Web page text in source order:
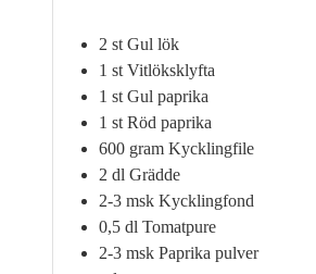
2 st Gul lök
1 st Vitlöksklyfta
1 st Gul paprika
1 st Röd paprika
600 gram Kycklingfile
2 dl Grädde
2-3 msk Kycklingfond
0,5 dl Tomatpure
2-3 msk Paprika pulver